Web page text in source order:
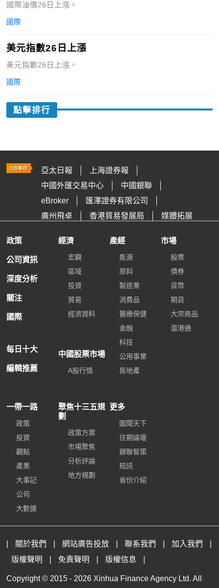
國際油價26日上漲。
國際
美元指數26日上漲
美元指數26日上漲。
國際
點擊排行
亞太日報
上海證券報
中國外匯交易中心
中國銀聯
eBroker
匯澤證券有限公司
廣州飛卓
香港貿易發展局 媒體拓展
政策
公司資訊
深度分析
關注
國際
每日十大
編輯推薦
經濟
宏觀
區域
投資
貿易
經濟資料
中國股票市場
A股行情
產經
能源
原料
製造業
消費品
醫療保健
金融
科技
公用事業
房地產
市場
股票
債券
貨幣
期貨
大宗商品
滬港通
一帶一路
政策
投資
觀點
產業
大事記
公司
大數據
聚焦十三五規
劃
政策方案
市場聚焦
分析評論
地方規劃
更多
圖聞天下
往期論壇
銀聯智策
短訊
省份介紹
關於我們 網站廣告投放 聯系我們 加入我們
版權聲明
免責聲明 版權信息
Copyright © 2015 - 2026 Xinhua Finance Agency Ltd. All